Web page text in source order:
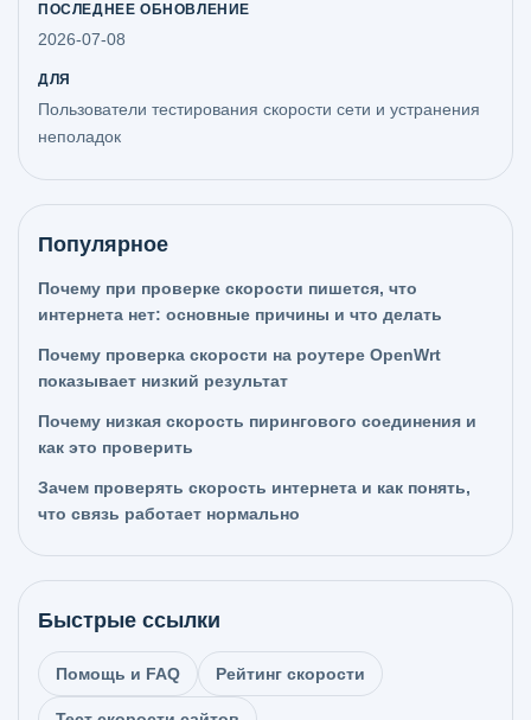
ПОСЛЕДНЕЕ ОБНОВЛЕНИЕ
2026-07-08
ДЛЯ
Пользователи тестирования скорости сети и устранения
неполадок
Популярное
Почему при проверке скорости пишется, что
интернета нет: основные причины и что делать
Почему проверка скорости на роутере OpenWrt
показывает низкий результат
Почему низкая скорость пирингового соединения и
как это проверить
Зачем проверять скорость интернета и как понять,
что связь работает нормально
Быстрые ссылки
Помощь и FAQ Рейтинг скорости